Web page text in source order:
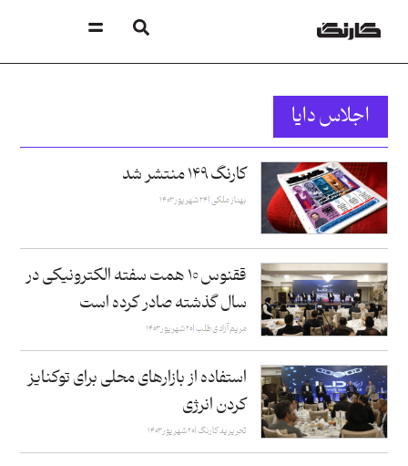
اجلاس دایا
کارنگ ۱۴۹ منتشر شد
بهناز ملکی ۲۴ شهریور ۱۴۰۳
ققنوس ۱۰ همت سفته الکترونیکی در
سال گذشته صادر کرده است
مریم آزادی طلب ۲۰ شهریور ۱۴۰۳
استفاده از بازارهای محلی برای توکنایز
کردن انرژی
تحریریه کارنگ ۲۰ شهریور ۱۴۰۳